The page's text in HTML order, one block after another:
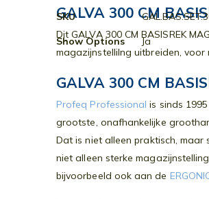
van
de
afbeeldingen-
gallerij
GALVA 300 CM
Dit GALVA 300 CM BASISREK
magazijnstellilng uitbreiden,
GALVA 300 CM
Profeq Professional is sinds
grootste, onafhankelijke
Dat is niet alleen praktisch,
niet alleen sterke
bijvoorbeeld ook aan de
Meer
informatie
SKU
Show Options
Ja